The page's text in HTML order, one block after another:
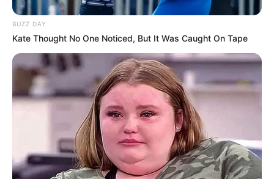
BUZZ DAY
Kate Thought No One Noticed, But It Was Caught On Tape